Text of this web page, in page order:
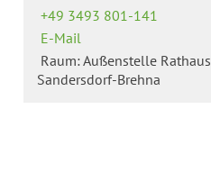
+49 3493 801-141
E-Mail
Raum: Außenstelle Rathaus
Sandersdorf-Brehna